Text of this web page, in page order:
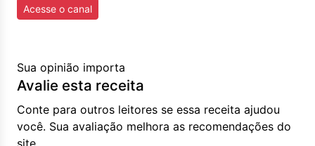
Acesse o canal
Sua opinião importa
Avalie esta receita
Conte para outros leitores se essa receita ajudou
você. Sua avaliação melhora as recomendações do
site.